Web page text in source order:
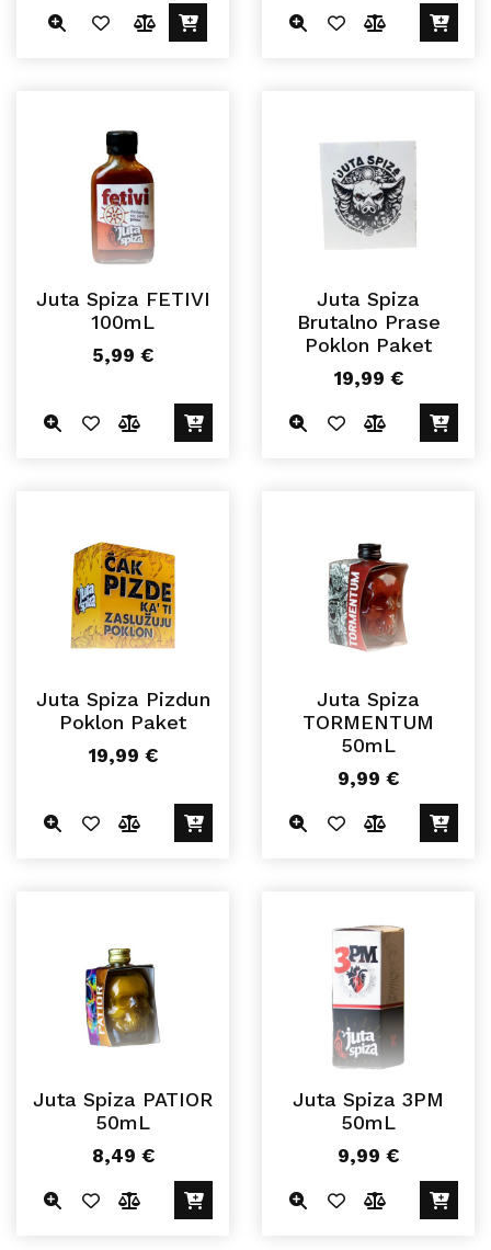
Juta Spiza FETIVI
100mL
5,99 €
Juta Spiza
Brutalno Prase
Poklon Paket
19,99 €
Juta Spiza Pizdun
Poklon Paket
19,99 €
Juta Spiza
TORMENTUM
50mL
9,99 €
Juta Spiza PATIOR
50mL
8,49 €
Juta Spiza 3PM
50mL
9,99 €